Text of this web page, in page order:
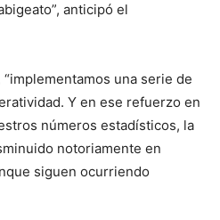
anticipó el
una serie de
Y en ese refuerzo en
números estadísticos, la
notoriamente en
siguen ocurriendo